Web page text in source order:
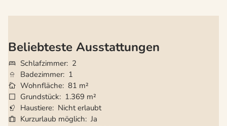
Beliebteste Ausstattungen
Schlafzimmer 2
Badezimmer 1
Wohnfläche 81 m²
Grundstück
1.369 m²
Haustiere Nicht erlaubt
Kurzurlaub möglich Ja